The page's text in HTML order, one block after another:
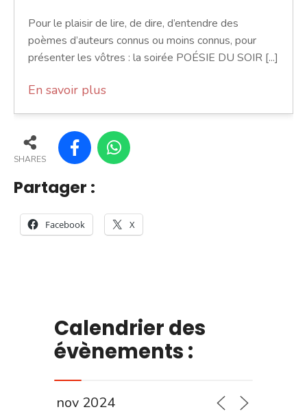
Pour le plaisir de lire, de dire, d’entendre des
poèmes d’auteurs connus ou moins connus, pour
présenter les vôtres : la soirée POÉSIE DU SOIR [...]
En savoir plus
SHARES
Partager :
Facebook X
Calendrier des
évènements :